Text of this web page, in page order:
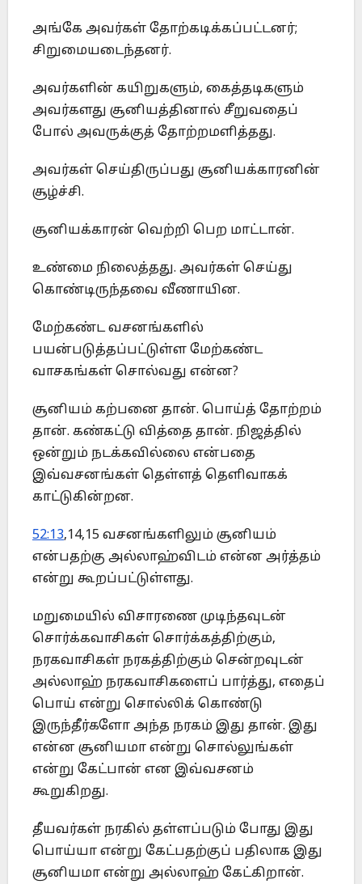
அங்கே அவர்கள் தோற்கடிக்கப்பட்டனர்;
சிறுமையடைந்தனர்.
அவர்களின் கயிறுகளும், கைத்தடிகளும்
அவர்களது சூனியத்தினால் சீறுவதைப்
போல் அவருக்குத் தோற்றமளித்தது.
அவர்கள் செய்திருப்பது சூனியக்காரனின்
சூழ்ச்சி.
சூனியக்காரன் வெற்றி பெற மாட்டான்.
உண்மை நிலைத்தது. அவர்கள் செய்து
கொண்டிருந்தவை வீணாயின.
மேற்கண்ட வசனங்களில்
பயன்படுத்தப்பட்டுள்ள மேற்கண்ட
வாசகங்கள் சொல்வது என்ன?
சூனியம் கற்பனை தான். பொய்த் தோற்றம்
தான். கண்கட்டு வித்தை தான். நிஜத்தில்
ஒன்றும் நடக்கவில்லை என்பதை
இவ்வசனங்கள் தெள்ளத் தெளிவாகக்
காட்டுகின்றன.
52:13,14,15 வசனங்களிலும் சூனியம்
என்பதற்கு அல்லாஹ்விடம் என்ன அர்த்தம்
என்று கூறப்பட்டுள்ளது.
மறுமையில் விசாரணை முடிந்தவுடன்
சொர்க்கவாசிகள் சொர்க்கத்திற்கும்,
நரகவாசிகள் நரகத்திற்கும் சென்றவுடன்
அல்லாஹ் நரகவாசிகளைப் பார்த்து, எதைப்
பொய் என்று சொல்லிக் கொண்டு
இருந்தீர்களோ அந்த நரகம் இது தான். இது
என்ன சூனியமா என்று சொல்லுங்கள்
என்று கேட்பான் என இவ்வசனம்
கூறுகிறது.
தீயவர்கள் நரகில் தள்ளப்படும் போது இது
பொய்யா என்று கேட்பதற்குப் பதிலாக இது
சூனியமா என்று அல்லாஹ் கேட்கிறான்.